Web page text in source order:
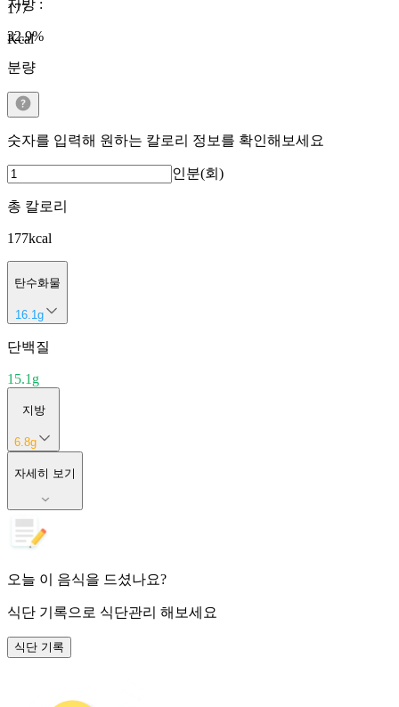
177
Kcal
지방 :
32.9%
분량
숫자를 입력해 원하는 칼로리 정보를 확인해보세요
인분(회)
총 칼로리
177kcal
탄수화물
16.1g
단백질
15.1 g
지방
6.8g
자세히 보기
오늘 이 음식을 드셨나요?
식단 기록으로 식단관리 해보세요
식단 기록